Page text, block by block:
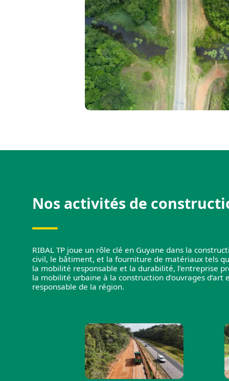
Nos activités de
RIBAL TP joue un rôle clé en Guyane dans la
civil, le bâtiment, et la fourniture de matériaux tels
la mobilité responsable et la durabilité, l’entreprise
la mobilité urbaine à la construction d’ouvrages
responsable de la région.